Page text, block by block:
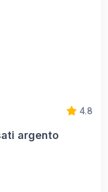
4.8
argento